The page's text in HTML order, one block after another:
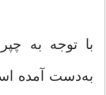
با توجه به
به‌دست آمده